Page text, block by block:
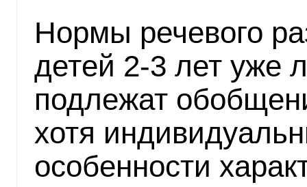
Нормы речевого
детей 2-3 лет уже
подлежат
хотя
особенности